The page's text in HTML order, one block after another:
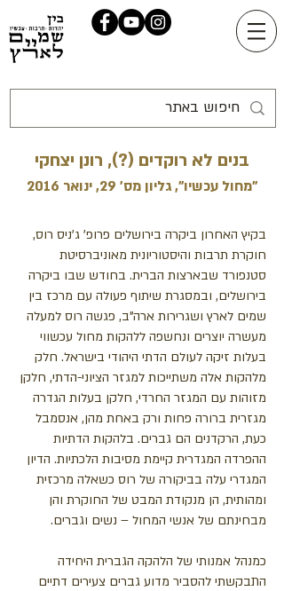
בנים לא רוקדים (?), רונן יצחקי
"מחול עכשיו", גליון מס' 29, ינואר 2016
בקיץ האחרון ביקרה בירושלים פרופ' ג'ניס רוס,
חוקרת תרבות והיסטוריונית מאוניברסיטת
סטנפורד שבארצות הברית. בחודש שבו ביקרה
בירושלים, ובמסגרת שיתוף פעולה עם מרכז בין
שמים לארץ ושגרירות ארה"ב, פגשה רוס למעלה
מעשרה יוצרים ונחשפה ללהקות מחול עכשווי
בעלות זיקה לעולם הדתי היהודי בישראל. חלק
מלהקות אלה משתייכות למגזר הציוני-הדתי, חלקן
מזוהות עם המגזר החרדי, חלקן בעלות הגדרה
מגזרית ברורה פחות ורק באחת מהן, אנסמבל
כעת, הרקדנים הם גברים. בלהקות הדתיות
ההפרדה המגדרית קיימת מסיבות הלכתיות. הדיון
המגדרי עלה בביקורה של רוס כשאלה מרכזית
ומהותית, הן מנקודת המבט של החוקרת והן
מבחינתם של אנשי המחול – נשים וגברים.
כמנהל אמנותי של הלהקה הגברית היחידה
התבקשתי להסביר מדוע גברים צעירים דתיים